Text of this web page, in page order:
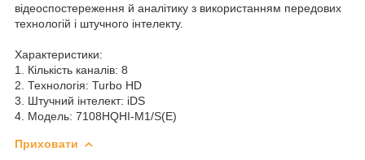
відеоспостереження й аналітику з використанням передових
технологій і штучного інтелекту.
Характеристики:
1. Кількість каналів: 8
2. Технологія: Turbo HD
3. Штучний інтелект: iDS
4. Модель: 7108HQHI-M1/S(E)
Приховати